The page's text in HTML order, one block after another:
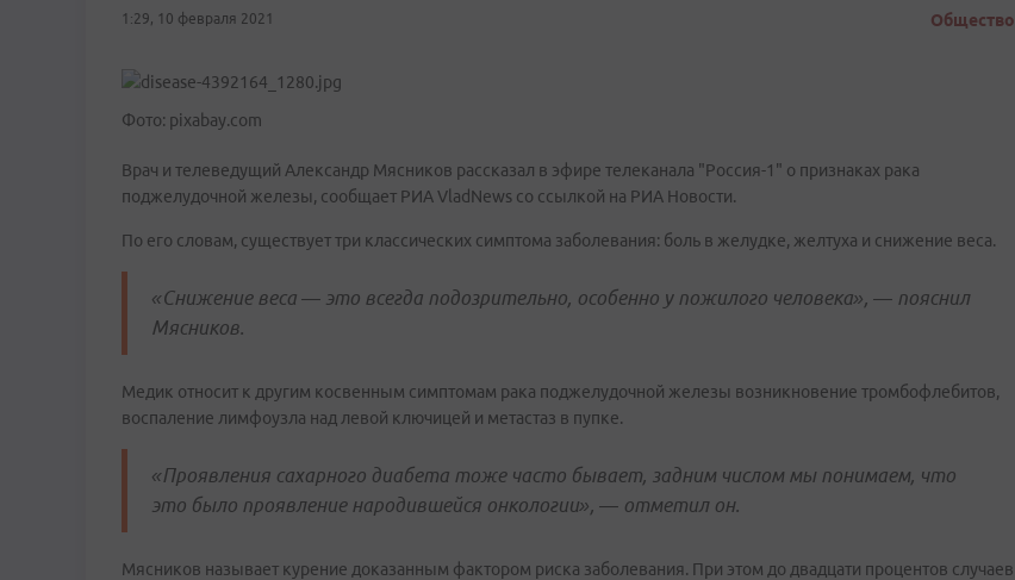
1:29, 10 февраля 2021 Общество
Фото: pixabay.com
Врач и телеведущий Александр Мясников рассказал в эфире телеканала "Россия-1" о признаках рака
поджелудочной железы, сообщает РИА VladNews со ссылкой на РИА Новости.
По его словам, существует три классических симптома заболевания: боль в желудке, желтуха и снижение веса.
«Снижение веса — это всегда подозрительно, особенно у пожилого человека», — пояснил
Мясников.
Медик относит к другим косвенным симптомам рака поджелудочной железы возникновение тромбофлебитов,
воспаление лимфоузла над левой ключицей и метастаз в пупке.
«Проявления сахарного диабета тоже часто бывает, задним числом мы понимаем, что
это было проявление народившейся онкологии», — отметил он.
Мясников называет курение доказанным фактором риска заболевания. При этом до двадцати процентов случаев